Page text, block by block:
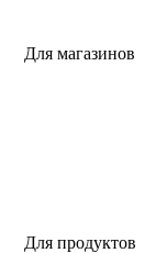
Для магазинов
Для продуктов